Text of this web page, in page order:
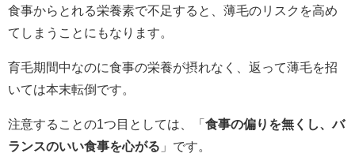
食事からとれる栄養素で不足すると、薄毛のリスクを高め
てしまうことにもなります。
育毛期間中なのに食事の栄養が摂れなく、返って薄毛を招
いては本末転倒です。
注意することの1つ目としては、「 食事の偏りを無くし、バ
ランスのいい食事を心がる 」です。